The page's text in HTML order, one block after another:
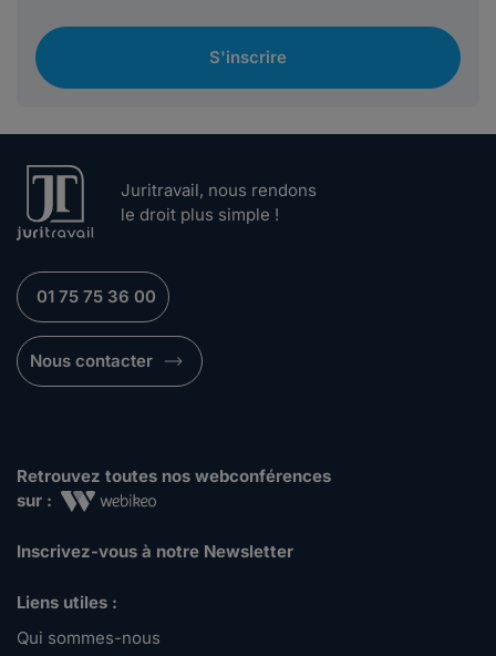
S'inscrire
Juritravail, nous rendons
le droit plus simple !
01 75 75 36 00
Nous contacter
Retrouvez toutes nos webconférences
sur :
Inscrivez-vous à notre Newsletter
Liens utiles :
Qui sommes-nous